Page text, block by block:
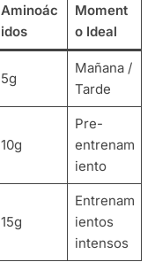
Aminoác
idos
Moment
o Ideal
5g
Mañana /
Tarde
10g
Pre-
entrenam
iento
15g
Entrenam
ientos
intensos